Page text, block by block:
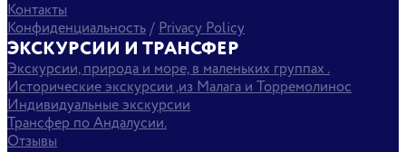
Контакты
Конфиденциальность / Privacy Policy
ЭКСКУРСИИ И ТРАНСФЕР
Экскурсии, природа и море, в маленьких группах .
Исторические экскурсии ,из Малага и Торремолинос
Индивидуальные экскурсии
Трансфер по Андалусии.
Отзывы